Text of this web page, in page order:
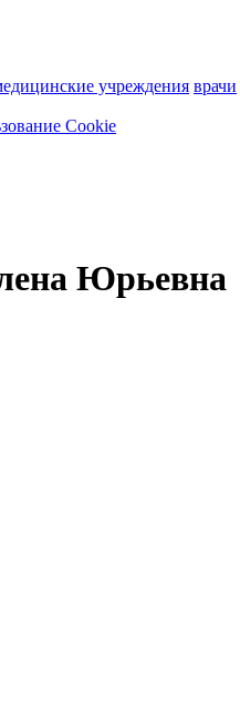
учреждения врачи
Cookie
Юрьевна